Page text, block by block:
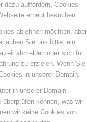
dazu auffordern, Cookies
erneut besuchen.
ablehnen möchten, aber
Sie uns bitte, ein
abmelden oder sich für
zu erzielen. Wenn Sie
in unserer Domain.
in unserer Domain
können, was wir
wir keine Cookies von